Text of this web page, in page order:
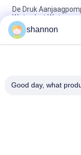
De Druk
Water, het
De verticale
Meertrappige RO-
shannon
Good day, what